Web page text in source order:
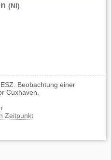
(NI)
Beobachtung einer
Cuxhaven.
Zeitpunkt